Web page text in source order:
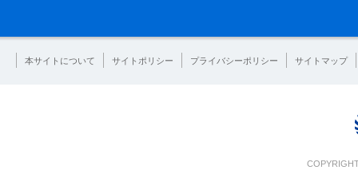
本サイトについて サイトポリシー プライバシーポリシー サイトマップ